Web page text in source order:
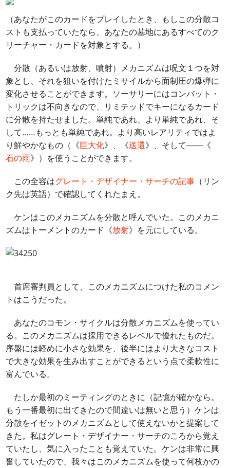
（あなたがこのカードをプレイしたとき、もしこの分散コ
ストも支払っていたなら、あなたの墓地にあるすべてのク
リーチャー・カードを対象とする。）
分散（あるいは放射、噴射）メカニズムは呪文１つを対
象とし、それを狙いを付けたミサイルから面制圧の爆弾に
変化させることができます。ソーサリーにはコンバット・
トリックは不向きなので、リミテッドでキーになるカード
に分散を持たせました。単純であれ、より単純であれ、そ
して……もっとも単純であれ。より高いレアリティではよ
り鮮やかなもの（《巨大化》、《送還》、そして――《
石の雨》）を使うことができます。
この全容はグレート・デザイナー・サーチの記事 （リン
ク先は英語）で確認してくれたまえ。
ケンはこのメカニズムを分散と呼んでいた。このメカニ
ズムはトーメントのカード《放射》を元にしている。
首席審判員として、このメカニズムにつけた私のコメン
トはこうだった。
あなたのコモン・サイクルは分散メカニズムを使ってい
る。このメカニズムは採用できるレベルで優れたものだ。
序盤には軽めに小さな効果を、後半にはより大きなコスト
で大きな効果を生み出すことができるという点で柔軟性に
富んでいる。
たしか最初のミーティングのときに（記憶が確かなら。
もう一番最初に出てきたので間違いは無いと思う）ケンは
分散をイゼットのメカニズムとして使えないかと提案して
きた。私はグレート・デザイナー・サーチのころから覚え
ていたし、気に入ったことも覚えていた。ケンは非常に興
奮していたので、我々はこのメカニズムを使って何枚かの